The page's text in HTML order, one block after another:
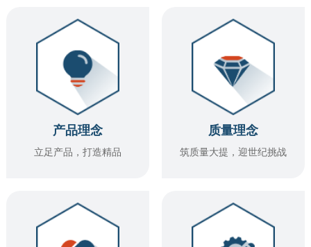
产品理念
立足产品，打造精品
质量理念
筑质量大提，迎世纪挑战